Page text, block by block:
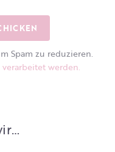
Spam zu reduzieren.
werden.